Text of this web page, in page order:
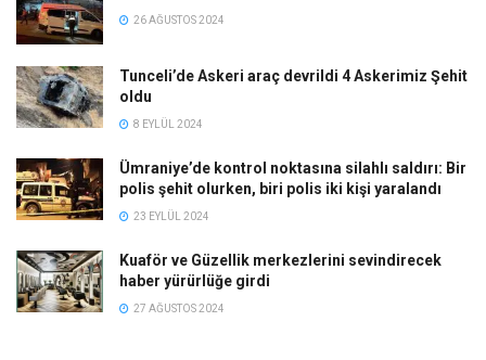
26 AĞUSTOS 2024
Tunceli’de Askeri araç devrildi 4 Askerimiz Şehit
oldu
8 EYLÜL 2024
Ümraniye’de kontrol noktasına silahlı saldırı: Bir
polis şehit olurken, biri polis iki kişi yaralandı
23 EYLÜL 2024
Kuaför ve Güzellik merkezlerini sevindirecek
haber yürürlüğe girdi
27 AĞUSTOS 2024